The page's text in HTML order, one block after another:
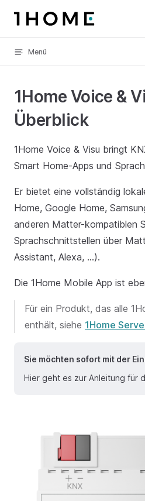
Skip to content
Menü
1Home Voice &
Überblick
1Home Voice & Visu bringt
Smart Home-Apps und
Er bietet eine vollständig
Home, Google Home,
anderen Matter-kompatiblen
Sprachschnittstellen über
Assistant, Alexa, ...).
Die 1Home Mobile App ist
Für ein Produkt, das alle
enthält, siehe 1Home
Sie möchten sofort mit der
Hier geht es zur Anleitung für